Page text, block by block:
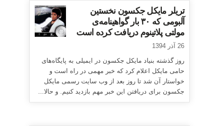
تریلر مایکل جکسون نخستین
آلبومی که ۳۰ بار گواهینامه‌ی
مولتی پلاتینوم دریافت کرده است
26 آذر 1394
روز گذشته بنیاد مایکل جکسون در ایمیلی به پایگاه‌های
حامی مایکل اعلام کرد که خبر مهمی در راه است و
خواستار آن شد تا روز بعد از وب سایت رسمی مایکل
جکسون برای دریافتن این خبر مهم بازدید کنیم. و حالا...